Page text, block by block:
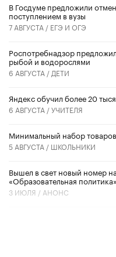
В Госдуме предложили
поступлением в вузы
7 АВГУСТА / ЕГЭ И ОГЭ
Роспотребнадзор
рыбой и водорослями
6 АВГУСТА / ДЕТИ
​Яндекс обучил более 20
6 АВГУСТА /УЧИТЕЛЯ
Минимальный набор
5 АВГУСТА / ШКОЛЬНИКИ
Вышел в свет новый номер
«Образовательная
3 ИЮЛЯ / АНОНС